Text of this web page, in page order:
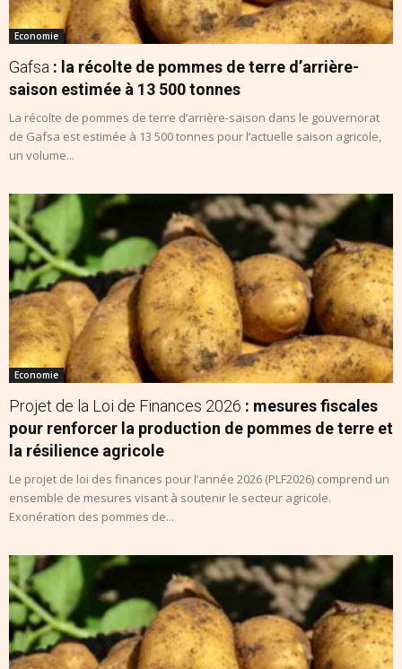
Economie
Gafsa : la récolte de pommes de terre d’arrière-
saison estimée à 13 500 tonnes
La récolte de pommes de terre d’arrière-saison dans le gouvernorat
de Gafsa est estimée à 13 500 tonnes pour l’actuelle saison agricole,
un volume...
Economie
Projet de la Loi de Finances 2026 : mesures fiscales
pour renforcer la production de pommes de terre et
la résilience agricole
Le projet de loi des finances pour l’année 2026 (PLF2026) comprend un
ensemble de mesures visant à soutenir le secteur agricole.
Exonération des pommes de...